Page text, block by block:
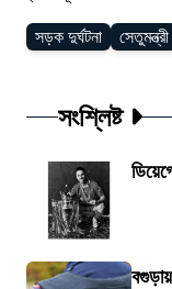
সড়ক দুর্ঘটনা সেতুমন্ত্রী
সংশ্লিষ্ট